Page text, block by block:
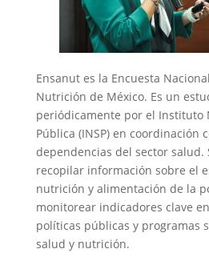
Ensanut es la Encuesta
Nutrición de México. Es un
periódicamente por el Instituto
Pública (INSP) en coordinación
dependencias del sector salud.
recopilar información sobre el
nutrición y alimentación de la
monitorear indicadores clave
políticas públicas y programas
salud y nutrición.